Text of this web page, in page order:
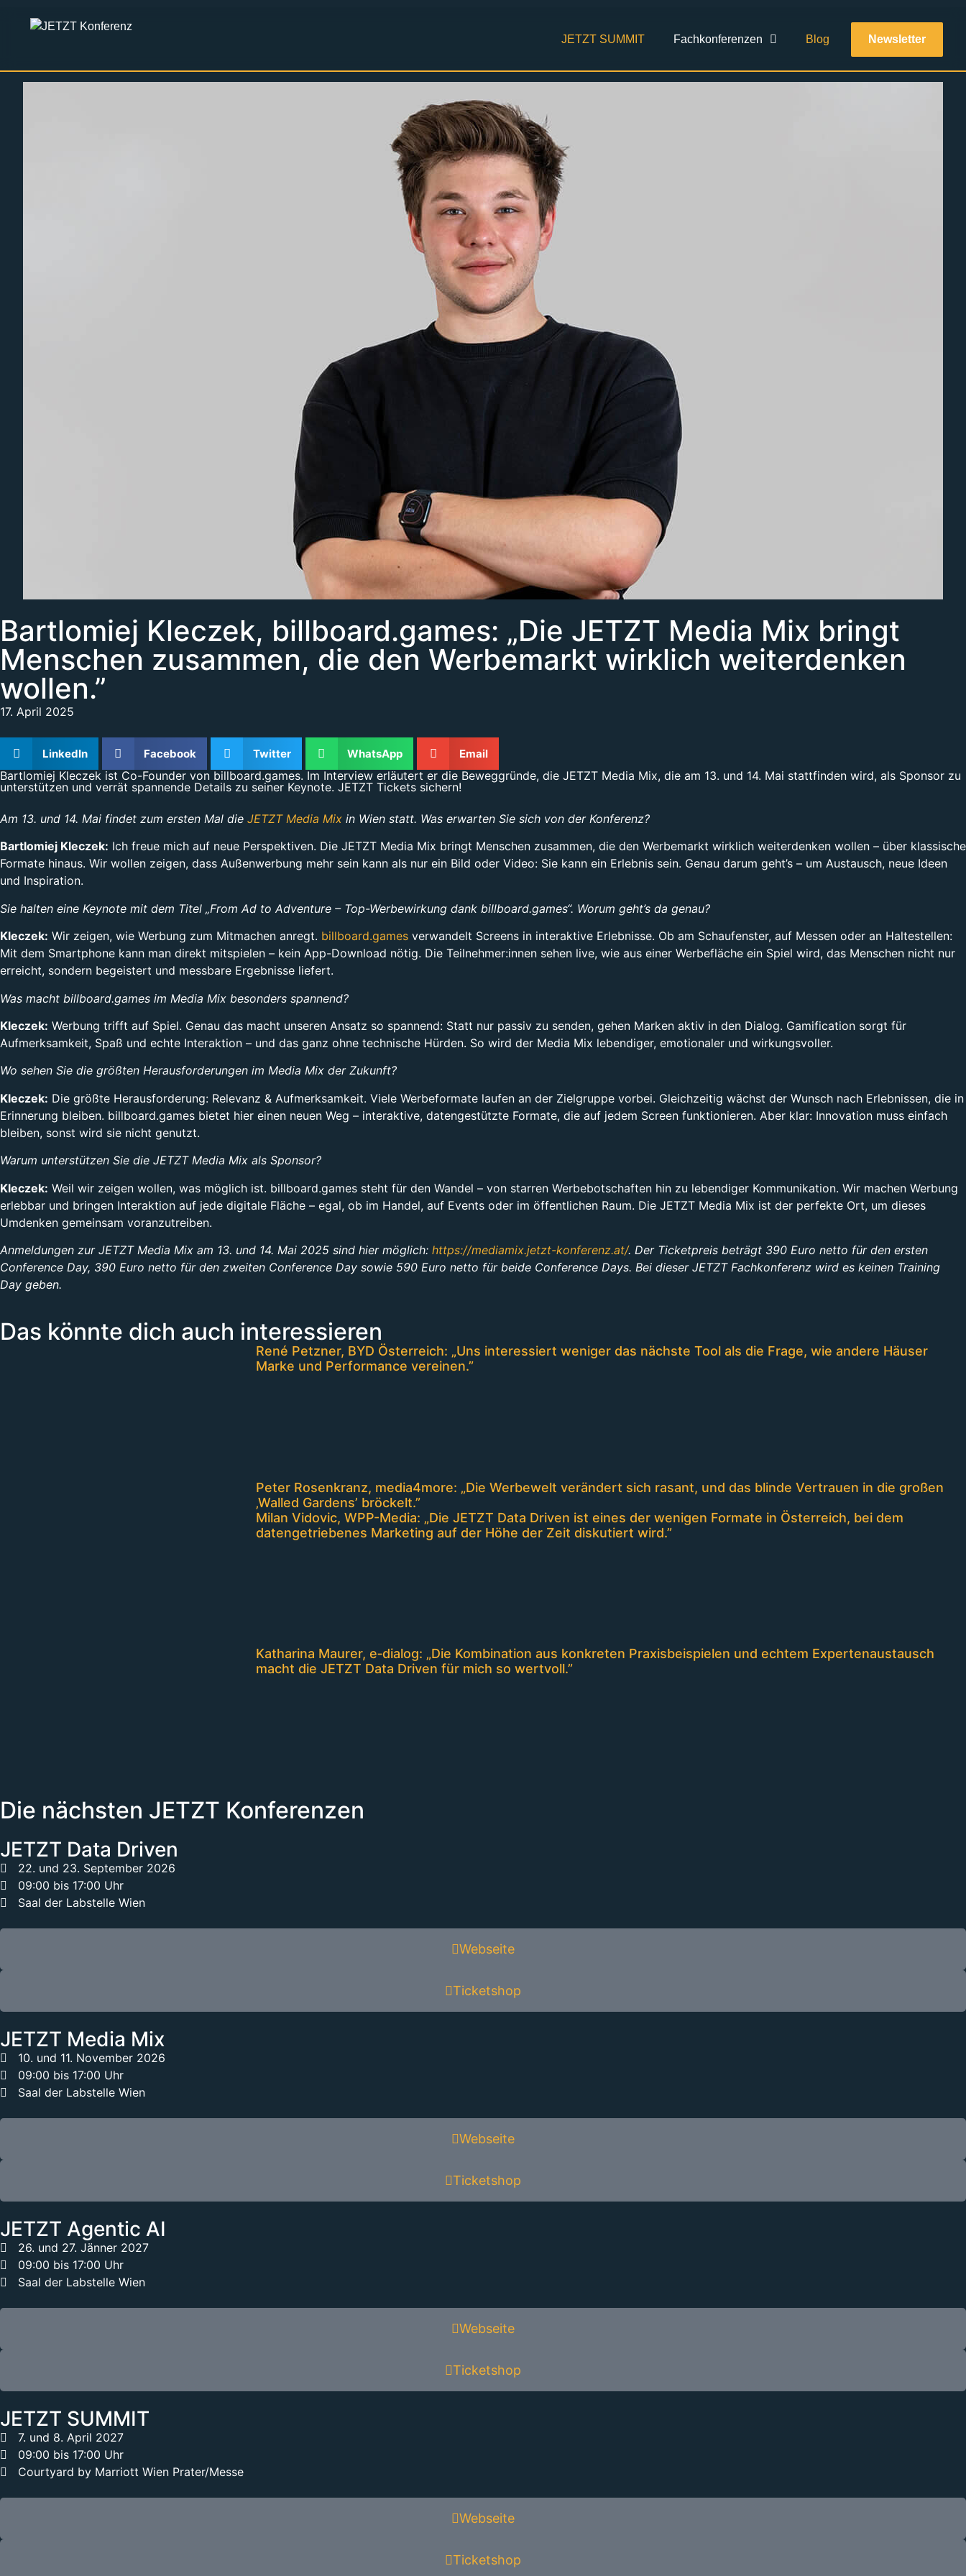
JETZT SUMMIT Fachkonferenzen Blog Newsletter
Bartlomiej Kleczek, billboard.games: „Die JETZT Media Mix bringt
Menschen zusammen, die den Werbemarkt wirklich weiterdenken
wollen.”
17. April 2025
LinkedIn Facebook Twitter WhatsApp Email
Bartlomiej Kleczek ist Co-Founder von billboard.games. Im Interview erläutert er die Beweggründe, die JETZT Media Mix, die am 13. und 14. Mai stattfinden wird, als Sponsor zu
unterstützen und verrät spannende Details zu seiner Keynote. JETZT Tickets sichern!
Am 13. und 14. Mai findet zum ersten Mal die JETZT Media Mix in Wien statt. Was erwarten Sie sich von der Konferenz?
Bartlomiej Kleczek: Ich freue mich auf neue Perspektiven. Die JETZT Media Mix bringt Menschen zusammen, die den Werbemarkt wirklich weiterdenken wollen – über klassische
Formate hinaus. Wir wollen zeigen, dass Außenwerbung mehr sein kann als nur ein Bild oder Video: Sie kann ein Erlebnis sein. Genau darum geht’s – um Austausch, neue Ideen
und Inspiration.
Sie halten eine Keynote mit dem Titel „From Ad to Adventure – Top-Werbewirkung dank billboard.games“. Worum geht’s da genau?
Kleczek: Wir zeigen, wie Werbung zum Mitmachen anregt. billboard.games verwandelt Screens in interaktive Erlebnisse. Ob am Schaufenster, auf Messen oder an Haltestellen:
Mit dem Smartphone kann man direkt mitspielen – kein App-Download nötig. Die Teilnehmer:innen sehen live, wie aus einer Werbefläche ein Spiel wird, das Menschen nicht nur
erreicht, sondern begeistert und messbare Ergebnisse liefert.
Was macht billboard.games im Media Mix besonders spannend?
Kleczek: Werbung trifft auf Spiel. Genau das macht unseren Ansatz so spannend: Statt nur passiv zu senden, gehen Marken aktiv in den Dialog. Gamification sorgt für
Aufmerksamkeit, Spaß und echte Interaktion – und das ganz ohne technische Hürden. So wird der Media Mix lebendiger, emotionaler und wirkungsvoller.
Wo sehen Sie die größten Herausforderungen im Media Mix der Zukunft?
Kleczek: Die größte Herausforderung: Relevanz & Aufmerksamkeit. Viele Werbeformate laufen an der Zielgruppe vorbei. Gleichzeitig wächst der Wunsch nach Erlebnissen, die in
Erinnerung bleiben. billboard.games bietet hier einen neuen Weg – interaktive, datengestützte Formate, die auf jedem Screen funktionieren. Aber klar: Innovation muss einfach
bleiben, sonst wird sie nicht genutzt.
Warum unterstützen Sie die JETZT Media Mix als Sponsor?
Kleczek: Weil wir zeigen wollen, was möglich ist. billboard.games steht für den Wandel – von starren Werbebotschaften hin zu lebendiger Kommunikation. Wir machen Werbung
erlebbar und bringen Interaktion auf jede digitale Fläche – egal, ob im Handel, auf Events oder im öffentlichen Raum. Die JETZT Media Mix ist der perfekte Ort, um dieses
Umdenken gemeinsam voranzutreiben.
Anmeldungen zur JETZT Media Mix am 13. und 14. Mai 2025 sind hier möglich: https://mediamix.jetzt-konferenz.at/. Der Ticketpreis beträgt 390 Euro netto für den ersten
Conference Day, 390 Euro netto für den zweiten Conference Day sowie 590 Euro netto für beide Conference Days. Bei dieser JETZT Fachkonferenz wird es keinen Training
Day geben.
Das könnte dich auch interessieren
René Petzner, BYD Österreich: „Uns interessiert weniger das nächste Tool als die Frage, wie andere Häuser
Marke und Performance vereinen.”
Peter Rosenkranz, media4more: „Die Werbewelt verändert sich rasant, und das blinde Vertrauen in die großen
‚Walled Gardens’ bröckelt.”
Milan Vidovic, WPP-Media: „Die JETZT Data Driven ist eines der wenigen Formate in Österreich, bei dem
datengetriebenes Marketing auf der Höhe der Zeit diskutiert wird.”
Katharina Maurer, e‑dialog: „Die Kombination aus konkreten Praxisbeispielen und echtem Expertenaustausch
macht die JETZT Data Driven für mich so wertvoll.”
Die nächsten JETZT Konferenzen
JETZT Data Driven
22. und 23. September 2026
09:00 bis 17:00 Uhr
Saal der Labstelle Wien
Webseite
Ticketshop
JETZT Media Mix
10. und 11. November 2026
09:00 bis 17:00 Uhr
Saal der Labstelle Wien
Webseite
Ticketshop
JETZT Agentic AI
26. und 27. Jänner 2027
09:00 bis 17:00 Uhr
Saal der Labstelle Wien
Webseite
Ticketshop
JETZT SUMMIT
7. und 8. April 2027
09:00 bis 17:00 Uhr
Courtyard by Marriott Wien Prater/Messe
Webseite
Ticketshop